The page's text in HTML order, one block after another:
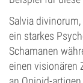
Salvia
ein starkes
Schamanen
einen visionären